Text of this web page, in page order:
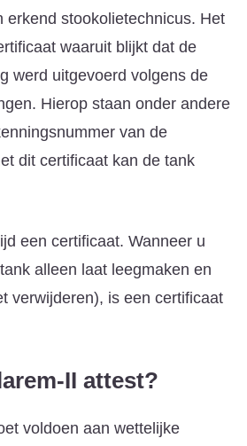
erkend stookolietechnicus. Het
waaruit blijkt dat de
werd uitgevoerd volgens de
Hierop staan onder andere
van de
dit certificaat kan de tank
een certificaat. Wanneer u
alleen laat leegmaken en
verwijderen), is een certificaat
II attest?
voldoen aan wettelijke